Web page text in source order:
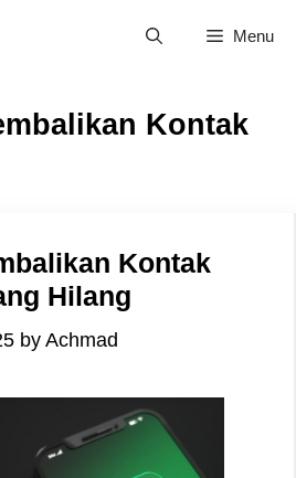
Menu
Kontak
Kontak
Hilang
by Achmad